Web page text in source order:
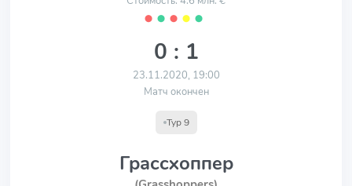
⬤ ⬤ ⬤ ⬤ ⬤
0 : 1
23.11.2020, 19:00
Матч окончен
Тур 9
Грассхоппер